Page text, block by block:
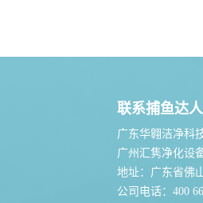
联系捕鱼达人
广东华翱洁净科
广州汇隽净化设
地址：广东省佛
公司电话：400